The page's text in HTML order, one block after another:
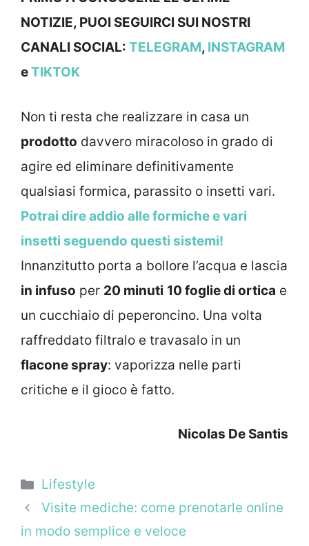
NOTIZIE, PUOI SEGUIRCI SUI NOSTRI
CANALI SOCIAL: TELEGRAM, INSTAGRAM
eTIKTOK
Non ti resta che realizzare in casa un
prodotto davvero miracoloso in grado di
agire ed eliminare definitivamente
qualsiasi formica, parassito o insetti vari.
Potrai dire addio alle formiche e vari
insetti seguendo questi sistemi!
Innanzitutto porta a bollore l’acqua e lascia
in infuso per 20 minuti 10 foglie di ortica e
un cucchiaio di peperoncino. Una volta
raffreddato filtralo e travasalo in un
flacone spray: vaporizza nelle parti
critiche e il gioco è fatto.
Nicolas De Santis
Categorie
Lifestyle
Visite mediche: come prenotarle online
in modo semplice e veloce